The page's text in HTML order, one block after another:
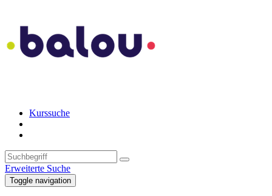
Kurssuche
Erweiterte Suche
Toggle navigation